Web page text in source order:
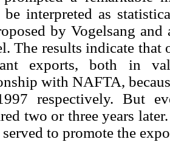
be interpreted as
by Vogelsang
The results indicate
exports, both in
with NAFTA,
respectively. But
two or three years
to promote the